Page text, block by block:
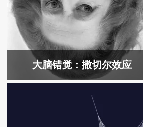
大脑错觉：撒切尔效应